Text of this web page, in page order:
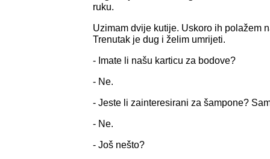
ruku.
Uzimam dvije kutije. Uskoro ih polažem
Trenutak je dug i želim umrijeti.
- Imate li našu karticu za bodove?
- Ne.
- Jeste li zainteresirani za šampone?
- Ne.
- Još nešto?